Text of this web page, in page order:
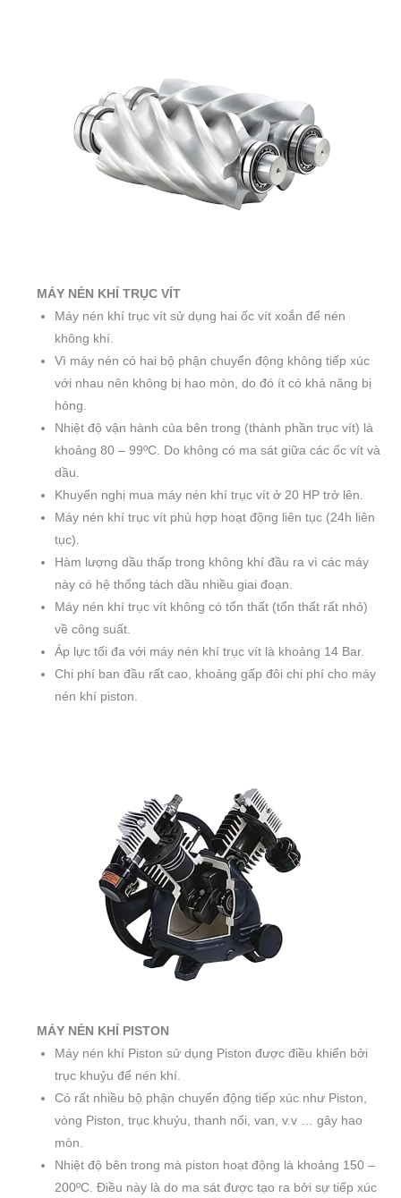
MÁY NÉN KHÍ TRỤC VÍT
Máy nén khí trục vít sử dụng hai ốc vít xoắn để nén
không khí.
Vì máy nén có hai bộ phận chuyển động không tiếp xúc
với nhau nên không bị hao mòn, do đó ít có khả năng bị
hỏng.
Nhiệt độ vận hành của bên trong (thành phần trục vít) là
khoảng 80 – 99ºC. Do không có ma sát giữa các ốc vít và
dầu.
Khuyến nghị mua máy nén khí trục vít ở 20 HP trở lên.
Máy nén khí trục vít phù hợp hoạt động liên tục (24h liên
tục).
Hàm lượng dầu thấp trong không khí đầu ra vì các máy
này có hệ thống tách dầu nhiều giai đoạn.
Máy nén khí trục vít không có tổn thất (tổn thất rất nhỏ)
về công suất.
Áp lực tối đa với máy nén khí trục vít là khoảng 14 Bar.
Chi phí ban đầu rất cao, khoảng gấp đôi chi phí cho máy
nén khí piston.
MÁY NÉN KHÍ PISTON
Máy nén khí Piston sử dụng Piston được điều khiển bởi
trục khuỷu để nén khí.
Có rất nhiều bộ phận chuyển động tiếp xúc như Piston,
vòng Piston, trục khuỷu, thanh nối, van, v.v … gây hao
mòn.
Nhiệt độ bên trong mà piston hoạt động là khoảng 150 –
200ºC. Điều này là do ma sát được tạo ra bởi sự tiếp xúc